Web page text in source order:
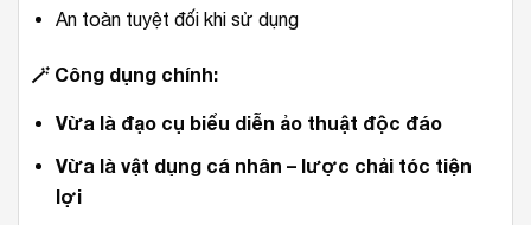
An toàn tuyệt đối khi sử dụng
🪄 Công dụng chính:
Vừa là đạo cụ biểu diễn ảo thuật độc đáo
Vừa là vật dụng cá nhân – lược chải tóc tiện
lợi